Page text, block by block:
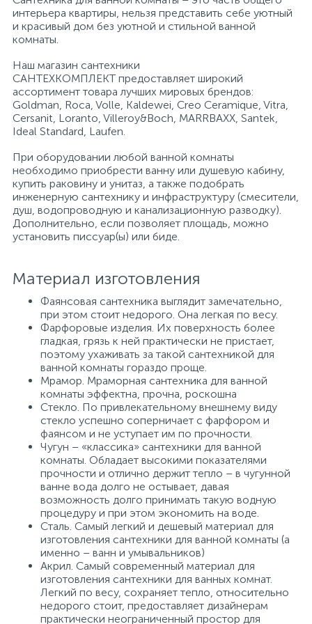
интерьера квартиры, нельзя представить себе уютный
и красивый дом без уютной и стильной ванной
комнаты.
Наш магазин сантехники
САНТЕХКОМПЛЕКТ предоставляет широкий
ассортимент товара лучших мировых брендов:
Goldman, Roca, Volle, Kaldewei, Creo Ceramique, Vitra,
Cersanit, Loranto, Villeroy&Boch, MARRBAXX, Santek,
Ideal Standard, Laufen.
При оборудовании любой ванной комнаты
необходимо приобрести ванну или душевую кабину,
купить раковину и унитаз, а также подобрать
инженерную сантехнику и инфраструктуру (смесители,
душ, водопроводную и канализационную разводку).
Дополнительно, если позволяет площадь, можно
установить писсуар(ы) или биде.
Материал изготовления
Фаянсовая сантехника выглядит замечательно,
при этом стоит недорого. Она легкая по весу.
Фарфоровые изделия. Их поверхность более
гладкая, грязь к ней практически не пристает,
поэтому ухаживать за такой сантехникой для
ванной комнаты гораздо проще.
Мрамор. Мраморная сантехника для ванной
комнаты эффектна, прочна, роскошна
Стекло. По привлекательному внешнему виду
стекло успешно соперничает с фарфором и
фаянсом и не уступает им по прочности.
Чугун – «классика» сантехники для ванной
комнаты. Обладает высокими показателями
прочности и отлично держит тепло – в чугунной
ванне вода долго не остывает, давая
возможность долго принимать такую водную
процедуру и при этом экономить на воде.
Сталь. Самый легкий и дешевый материал для
изготовления сантехники для ванной комнаты (а
именно – ванн и умывальников)
Акрил. Самый современный материал для
изготовления сантехники для ванных комнат.
Легкий по весу, сохраняет тепло, относительно
недорого стоит, предоставляет дизайнерам
практически неограниченный простор для
Полотенцесушители
Душевые трапы
Сифоны и выпуски
Аксессуары для ванной
Системы контроля протечки воды